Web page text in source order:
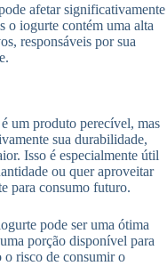
afetar significativamente
o iogurte contém uma alta
responsáveis por sua
um produto perecível, mas
sua durabilidade,
Isso é especialmente útil
ou quer aproveitar
para consumo futuro.
pode ser uma ótima
porção disponível para
o risco de consumir o